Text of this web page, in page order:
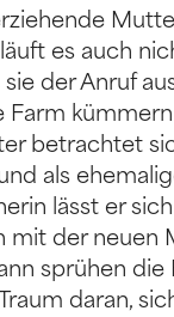
es auch
der Anruf
Farm
betrachtet
als
lässt er
mit der neuen
sprühen die
daran,